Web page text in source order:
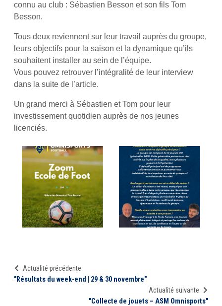
connu au club : Sébastien Besson et son fils Tom
Besson.
Tous deux reviennent sur leur travail auprès du groupe,
leurs objectifs pour la saison et la dynamique qu’ils
souhaitent installer au sein de l’équipe.
Vous pouvez retrouver l’intégralité de leur interview
dans la suite de l’article.
Un grand merci à Sébastien et Tom pour leur
investissement quotidien auprès de nos jeunes
licenciés.
Actualité précédente
"Résultats du week-end | 29 & 30 novembre"
Actualité suivante
"Collecte de jouets – ASM Omnisports"